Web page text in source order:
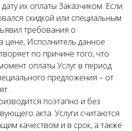
их оплаты Заказчиком. Если
скидкой или специальным
требования о
цене, Исполнитель данное
по причине того, что
оплаты Услуг в период
предложения – от
поэтапно и без
акта. Услуги считаются
качеством и в срок, а также